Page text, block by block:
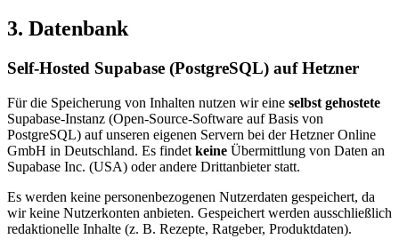
3. Datenbank
Self-Hosted Supabase (PostgreSQL) auf Hetzner
Für die Speicherung von Inhalten nutzen wir eine selbst gehostete
Supabase-Instanz (Open-Source-Software auf Basis von
PostgreSQL) auf unseren eigenen Servern bei der Hetzner Online
GmbH in Deutschland. Es findet keine Übermittlung von Daten an
Supabase Inc. (USA) oder andere Drittanbieter statt.
Es werden keine personenbezogenen Nutzerdaten gespeichert, da
wir keine Nutzerkonten anbieten. Gespeichert werden ausschließlich
redaktionelle Inhalte (z. B. Rezepte, Ratgeber, Produktdaten).